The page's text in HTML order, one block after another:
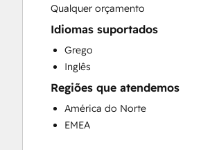
Search Engine Optimization
Social Media
Website Development
Website Migration
Qualquer orçamento
Idiomas suportados
Grego
Inglês
Regiões que atendemos
América do Norte
EMEA